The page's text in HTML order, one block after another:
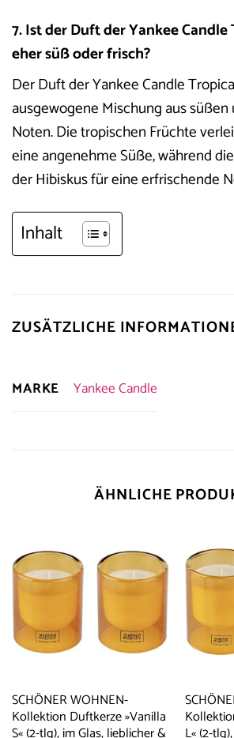
7. Ist der Duft der Yankee
eher süß oder frisch?
Der Duft der Yankee Candle
ausgewogene Mischung aus
Noten. Die tropischen Früchte
eine angenehme Süße, während
der Hibiskus für eine erfrischende
Inhalt
ZUSÄTZLICHE
MARKE Yankee Candle
ÄHNLICHE
SCHÖNER WOHNEN-
Kollektion Duftkerze »Vanilla